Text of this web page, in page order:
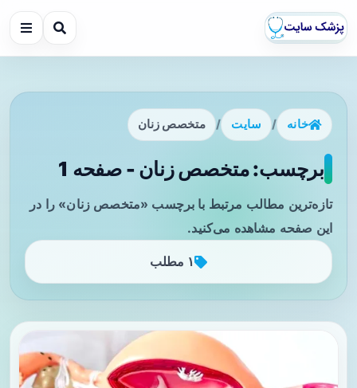
خانه / سایت / متخصص زنان
برچسب: متخصص زنان - صفحه 1
تازه‌ترین مطالب مرتبط با برچسب «متخصص زنان» را در
این صفحه مشاهده می‌کنید.
۱ مطلب